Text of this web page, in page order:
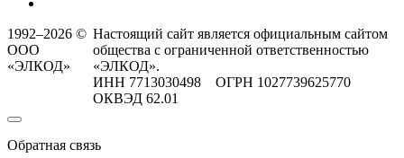
1992–2026 ©
ООО
«ЭЛКОД»
Настоящий сайт является официальным сайтом
общества с ограниченной ответственностью
«ЭЛКОД».
ИНН 7713030498 ОГРН 1027739625770
ОКВЭД 62.01
Обратная связь